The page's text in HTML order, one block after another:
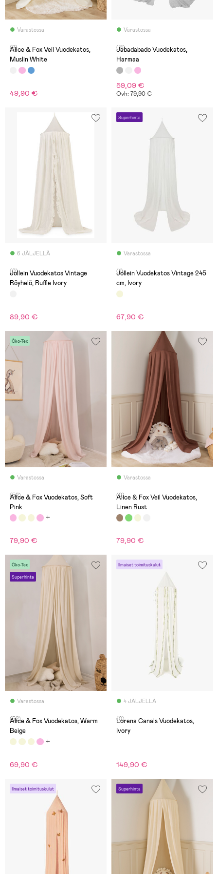
Varastossa
(2)
Alice & Fox Veil Vuodekatos,
Muslin White
49,90 €
Varastossa
(11)
Jabadabado Vuodekatos,
Harmaa
59,09 €
Ovh: 79,90 €
6 JÄLJELLÄ
(0)
Jollein Vuodekatos Vintage
Röyhelö, Ruffle Ivory
89,90 €
Superhinta
Varastossa
(1)
Jollein Vuodekatos Vintage 245
cm, Ivory
67,90 €
Öko-Tex
Varastossa
(52)
Alice & Fox Vuodekatos, Soft
Pink
79,90 €
Varastossa
(0)
Alice & Fox Veil Vuodekatos,
Linen Rust
79,90 €
Öko-Tex
Superhinta
Varastossa
(52)
Alice & Fox Vuodekatos, Warm
Beige
69,90 €
Ilmaiset toimituskulut
4 JÄLJELLÄ
(0)
Lorena Canals Vuodekatos,
Ivory
149,90 €
Ilmaiset toimituskulut Superhinta